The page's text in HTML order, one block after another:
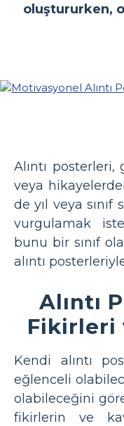
oluştururken,
Alıntı
veya
de yıl veya
vurgulamak
bunu bir sınıf
alıntı
Alıntı
Fikirleri
Kendi alıntı
eğlenceli
olabileceğini
fikirlerin ve